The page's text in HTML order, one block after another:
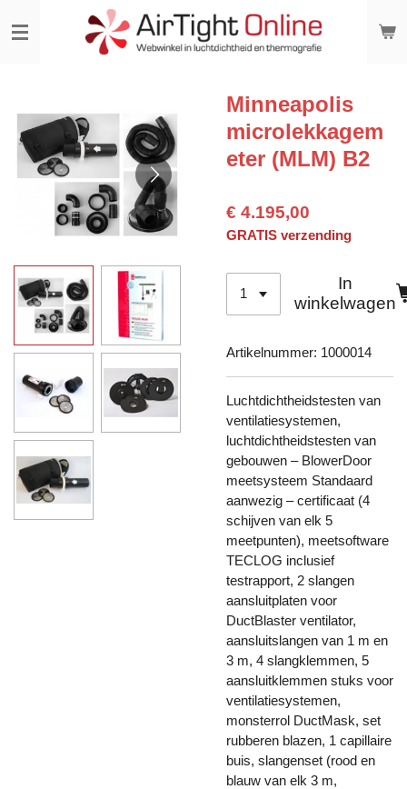
direct
Minneapolis
microlekkagem
eter (MLM) B2
€ 4.195,00
GRATIS verzending
In
winkelwagen
Artikelnummer: 1000014
Luchtdichtheidstesten van
ventilatiesystemen,
luchtdichtheidstesten van
gebouwen – BlowerDoor
meetsysteem Standaard
aanwezig – certificaat (4
schijven van elk 5
meetpunten), meetsoftware
TECLOG inclusief
testrapport, 2 slangen
aansluitplaten voor
DuctBlaster ventilator,
aansluitslangen van 1 m en
3 m, 4 slangklemmen, 5
aansluitklemmen stuks voor
ventilatiesystemen,
monsterrol DuctMask, set
rubberen blazen, 1 capillaire
buis, slangenset (rood en
blauw van elk 3 m,